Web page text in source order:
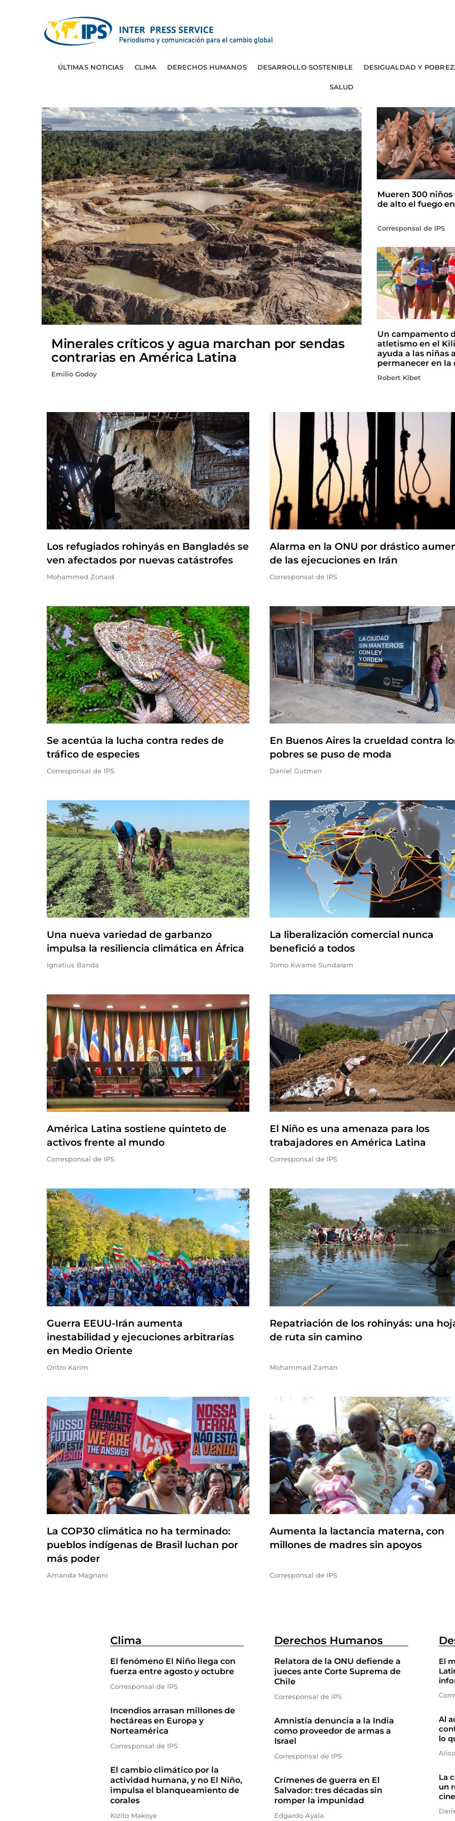
ÚLTIMAS NOTICIAS CLIMA DERECHOS HUMANOS DESARROLLO SOSTENIBLE DESIGUALDAD Y
SALUD
Minerales críticos y agua marchan por sendas
contrarias en América Latina
Emilio Godoy
Mueren 300 niños
de alto el fuego
Corresponsal de IPS
Un campamento
atletismo en el
ayuda a las niñas
permanecer en la
Robert Kibet
Los refugiados rohinyás en Bangladés se
ven afectados por nuevas catástrofes
Mohammed Zonaid
Alarma en la ONU por drástico
de las ejecuciones en Irán
Corresponsal de IPS
Se acentúa la lucha contra redes de
tráfico de especies
Corresponsal de IPS
En Buenos Aires la crueldad contra
pobres se puso de moda
Daniel Gutman
Una nueva variedad de garbanzo
impulsa la resiliencia climática en África
Ignatius Banda
La liberalización comercial nunca
benefició a todos
Jomo Kwame Sundaram
América Latina sostiene quinteto de
activos frente al mundo
Corresponsal de IPS
El Niño es una amenaza para los
trabajadores en América Latina
Corresponsal de IPS
Guerra EEUU-Irán aumenta
inestabilidad y ejecuciones arbitrarías
en Medio Oriente
Oritro Karim
Repatriación de los rohinyás: una
de ruta sin camino
Mohammad Zaman
La COP30 climática no ha terminado:
pueblos indígenas de Brasil luchan por
más poder
Amanda Magnani
Aumenta la lactancia materna, con
millones de madres sin apoyos
Corresponsal de IPS
Clima
El fenómeno El Niño llega con
fuerza entre agosto y octubre
Corresponsal de IPS
Incendios arrasan millones de
hectáreas en Europa y
Norteamérica
Corresponsal de IPS
El cambio climático por la
actividad humana, y no El Niño,
impulsa el blanqueamiento de
corales
Kizito Makoye
Derechos Humanos
Relatora de la ONU defiende a
jueces ante Corte Suprema de
Chile
Corresponsal de IPS
Amnistía denuncia a la India
como proveedor de armas a
Israel
Corresponsal de IPS
Crímenes de guerra en El
Salvador: tres décadas sin
romper la impunidad
Edgardo Ayala
El
Al
lo
La
un
cine